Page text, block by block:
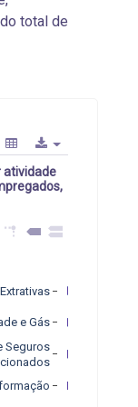
total de
atividade
Seguros
e Gás